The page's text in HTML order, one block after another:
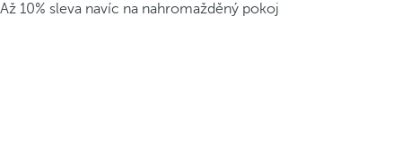
Až 10% sleva navíc na nahromažděný pokoj